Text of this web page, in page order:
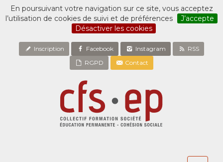
En poursuivant votre navigation sur ce site, vous acceptez
l’utilisation de cookies de suivi et de préférences
J’accepte
Désactiver les cookies
Inscription Facebook Instagram
RSS
RGPD
Contact